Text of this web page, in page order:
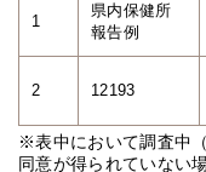
1
県内保健所
報告例
2 12193
※表中において調査中
同意が得られていない